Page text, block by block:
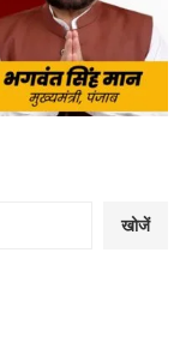
खोजें